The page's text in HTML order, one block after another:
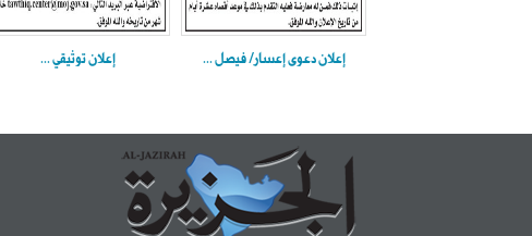
إعلان دعوى إعسار/ فيصل ... إعلان توثيقي ...